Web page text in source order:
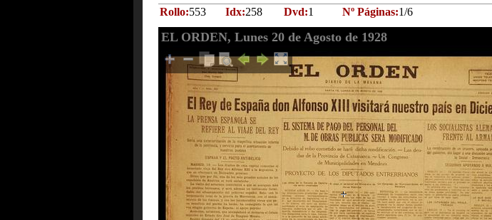
Rollo:553 Idx:258 Dvd:1 Nº Páginas:1/6
EL ORDEN, Lunes 20 de Agosto de 1928